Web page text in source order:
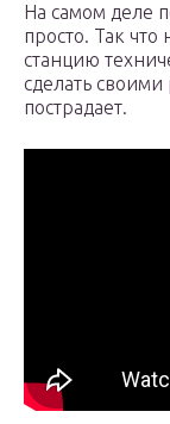
На самом деле
просто. Так
станцию
сделать своими
пострадает.